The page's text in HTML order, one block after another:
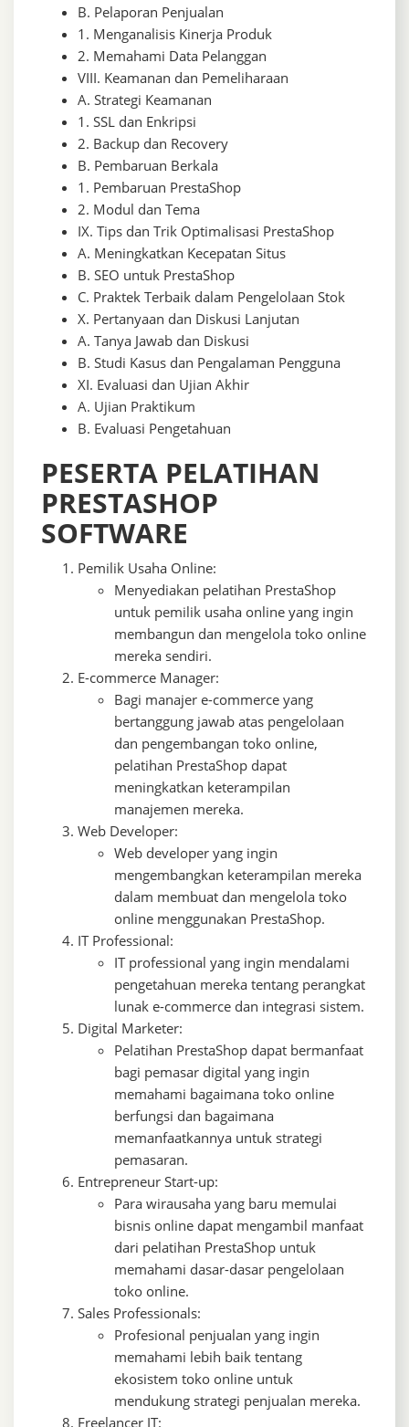
B. Pelaporan Penjualan
1. Menganalisis Kinerja Produk
2. Memahami Data Pelanggan
VIII. Keamanan dan Pemeliharaan
A. Strategi Keamanan
1. SSL dan Enkripsi
2. Backup dan Recovery
B. Pembaruan Berkala
1. Pembaruan PrestaShop
2. Modul dan Tema
IX. Tips dan Trik Optimalisasi PrestaShop
A. Meningkatkan Kecepatan Situs
B. SEO untuk PrestaShop
C. Praktek Terbaik dalam Pengelolaan Stok
X. Pertanyaan dan Diskusi Lanjutan
A. Tanya Jawab dan Diskusi
B. Studi Kasus dan Pengalaman Pengguna
XI. Evaluasi dan Ujian Akhir
A. Ujian Praktikum
B. Evaluasi Pengetahuan
PESERTA PELATIHAN
PRESTASHOP
SOFTWARE
Pemilik Usaha Online:
Menyediakan pelatihan PrestaShop
untuk pemilik usaha online yang ingin
membangun dan mengelola toko online
mereka sendiri.
E-commerce Manager:
Bagi manajer e-commerce yang
bertanggung jawab atas pengelolaan
dan pengembangan toko online,
pelatihan PrestaShop dapat
meningkatkan keterampilan
manajemen mereka.
Web Developer:
Web developer yang ingin
mengembangkan keterampilan mereka
dalam membuat dan mengelola toko
online menggunakan PrestaShop.
IT Professional:
IT professional yang ingin mendalami
pengetahuan mereka tentang perangkat
lunak e-commerce dan integrasi sistem.
Digital Marketer:
Pelatihan PrestaShop dapat bermanfaat
bagi pemasar digital yang ingin
memahami bagaimana toko online
berfungsi dan bagaimana
memanfaatkannya untuk strategi
pemasaran.
Entrepreneur Start-up:
Para wirausaha yang baru memulai
bisnis online dapat mengambil manfaat
dari pelatihan PrestaShop untuk
memahami dasar-dasar pengelolaan
toko online.
Sales Professionals:
Profesional penjualan yang ingin
memahami lebih baik tentang
ekosistem toko online untuk
mendukung strategi penjualan mereka.
Freelancer IT: